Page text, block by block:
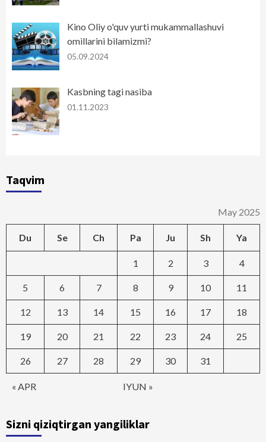
Kino Oliy o'quv yurti mukammallashuvi
omillarini bilamizmi?
05.09.2024
Kasbning tagi nasiba
01.11.2023
Taqvim
May 2025
Du Se Ch Pa Ju Sh Ya
« APR IYUN »
1 2 3 4
5 6 7 8 9 10 11
12 13 14 15 16 17 18
19 20 21 22 23 24 25
26 27 28 29 30 31
Sizni qiziqtirgan yangiliklar